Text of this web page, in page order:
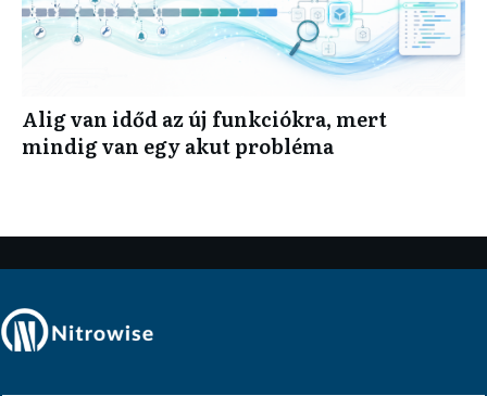
Alig van időd az új funkciókra, mert
mindig van egy akut probléma